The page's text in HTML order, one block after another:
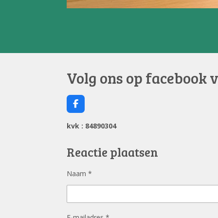
Volg ons op facebook
F
a
c
e
o
kvk : 84890304
Reactie plaatsen
Naam *